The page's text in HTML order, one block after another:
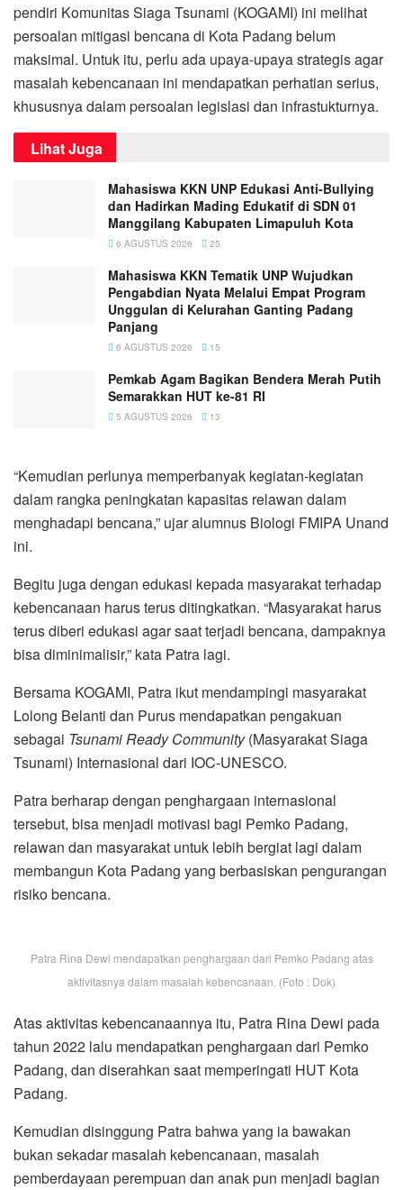
pendiri Komunitas Siaga Tsunami (KOGAMI) ini melihat
persoalan mitigasi bencana di Kota Padang belum
maksimal. Untuk itu, perlu ada upaya-upaya strategis agar
masalah kebencanaan ini mendapatkan perhatian serius,
khususnya dalam persoalan legislasi dan infrastukturnya.
Lihat Juga
Mahasiswa KKN UNP Edukasi Anti-Bullying
dan Hadirkan Mading Edukatif di SDN 01
Manggilang Kabupaten Limapuluh Kota
6 AGUSTUS 2026 25
Mahasiswa KKN Tematik UNP Wujudkan
Pengabdian Nyata Melalui Empat Program
Unggulan di Kelurahan Ganting Padang
Panjang
6 AGUSTUS 2026 15
Pemkab Agam Bagikan Bendera Merah Putih
Semarakkan HUT ke-81 RI
5 AGUSTUS 2026 13
“Kemudian perlunya memperbanyak kegiatan-kegiatan
dalam rangka peningkatan kapasitas relawan dalam
menghadapi bencana,” ujar alumnus Biologi FMIPA Unand
ini.
Begitu juga dengan edukasi kepada masyarakat terhadap
kebencanaan harus terus ditingkatkan. “Masyarakat harus
terus diberi edukasi agar saat terjadi bencana, dampaknya
bisa diminimalisir,” kata Patra lagi.
Bersama KOGAMI, Patra ikut mendampingi masyarakat
Lolong Belanti dan Purus mendapatkan pengakuan
sebagai Tsunami Ready Community(Masyarakat Siaga
Tsunami) Internasional dari IOC-UNESCO.
Patra berharap dengan penghargaan internasional
tersebut, bisa menjadi motivasi bagi Pemko Padang,
relawan dan masyarakat untuk lebih bergiat lagi dalam
membangun Kota Padang yang berbasiskan pengurangan
risiko bencana.
Patra Rina Dewi mendapatkan penghargaan dari Pemko Padang atas
aktivitasnya dalam masalah kebencanaan. (Foto : Dok)
Atas aktivitas kebencanaannya itu, Patra Rina Dewi pada
tahun 2022 lalu mendapatkan penghargaan dari Pemko
Padang, dan diserahkan saat memperingati HUT Kota
Padang.
Kemudian disinggung Patra bahwa yang ia bawakan
bukan sekadar masalah kebencanaan, masalah
pemberdayaan perempuan dan anak pun menjadi bagian